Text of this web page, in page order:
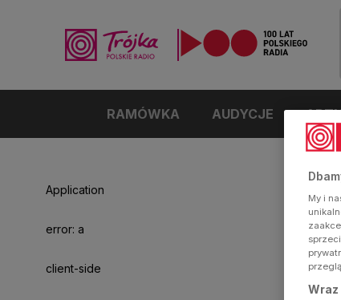
RAMÓWKA AUDYCJE
Application
error: a
client-side
My i
Wraz